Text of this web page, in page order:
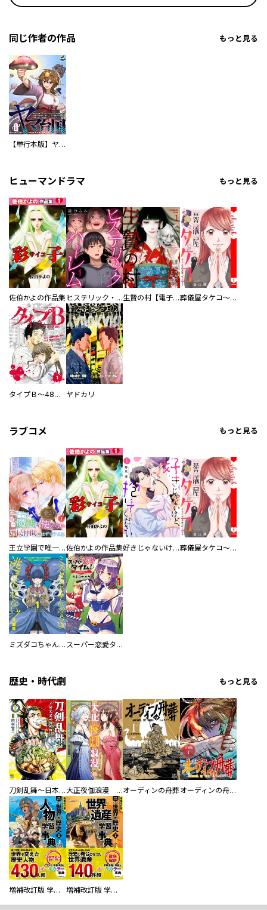
同じ作者の作品 もっと見る
【単行本版】ヤマ台国 誰にも必要とされなかった私が食べ物の奪い合いが続く弥生時代に転生したので食材や料理、薬の知識でみんなを幸せにしたいと思いました（仮）
ヒューマンドラマ もっと見る
佐伯かよの作品集 ヒステリック・ハーレム～搾られる男と堕ちる女～【電子単行本版】 生贄の村【電子単行本版】 葬儀屋タケコ～あなたの最期、叶えます【電子単行本版】
タイプＢ～48時間後、致死率100％～【単話】 ヤドカリ
ラブコメ もっと見る
王立学園で唯一魔法が使えない庶民仲間のはずですよね～実は王子様で私を溺愛しているなんて告白はやめてください～佐伯かよの作品集 好きじゃないけど、抱いてください【電子単行本版／特典おまけ付き】 葬儀屋タケコ～あなたの最期、叶えます【電子単行本版】
ミズダコちゃんからは逃げられない！ スーパー恋愛タイム！～現場でドＳな彼女は自宅でデレる～
歴史・時代劇 もっと見る
刀剣乱舞～日本号つれづれ酒～ 大正夜伽浪漫 －金曜日の花嫁—オーディンの舟葬 オーディンの舟葬 分冊版
増補改訂版 学研まんが NEW世界の歴史 別巻 人物学習事典 増補改訂版 学研まんが NEW世界の歴史 別巻 世界遺産学習事典